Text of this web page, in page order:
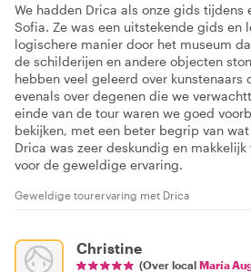
We hadden Drica als onze gids tijdens
Sofia. Ze was een uitstekende gids en
logischere manier door het museum
de schilderijen en andere objecten
hebben veel geleerd over kunstenaars
evenals over degenen die we
einde van de tour waren we goed
bekijken, met een beter begrip van
Drica was zeer deskundig en
voor de geweldige ervaring.
Geweldige tourervaring met Drica
Christine
(Over local María